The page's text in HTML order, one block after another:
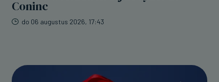
Coninc
do 06 augustus 2026, 17:43